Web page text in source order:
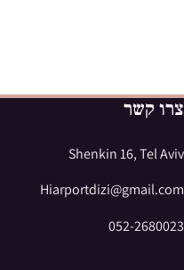
צרו קשר
Shenkin 16, Tel Aviv
Hiarportdizi@gmail.com
052-2680023